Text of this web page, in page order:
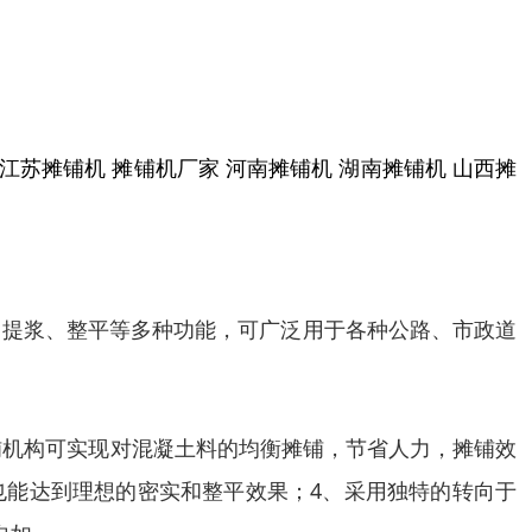
苏摊铺机 摊铺机厂家 河南摊铺机 湖南摊铺机 山西摊
浆、整平等多种功能，可广泛用于各种公路、市政道
构可实现对混凝土料的均衡摊铺，节省人力，摊铺效
达到理想的密实和整平效果；4、采用独特的转向于